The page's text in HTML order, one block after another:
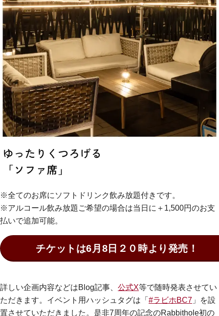
※全てのお席にソフトドリンク飲み放題付きです。
※アルコール飲み放題ご希望の場合は当日に＋1,500円のお支
払いで追加可能。
チケットは6月8日２０時より発売！
詳しい企画内容などはBlog記事、 公式X等で随時発表させてい
ただきます。イベント用ハッシュタグは「 #ラビホBC7 」を設
置させていただきました。是非7周年の記念のRabbithole初の